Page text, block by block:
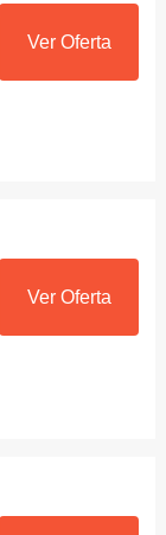
Ver Oferta
Ver Oferta